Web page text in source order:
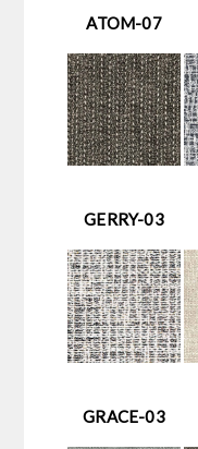
ATOM-07
GERRY-03
GRACE-03